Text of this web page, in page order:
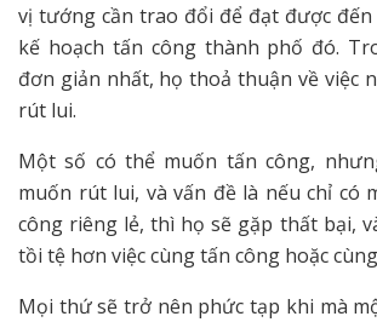
vị tướng cần trao đổi để đạt được
kế hoạch tấn công thành phố đó.
đơn giản nhất, họ thoả thuận về việc
rút lui.
Một số có thể muốn tấn công,
muốn rút lui, và vấn đề là nếu chỉ có
công riêng lẻ, thì họ sẽ gặp thất bại,
tồi tệ hơn việc cùng tấn công hoặc
Mọi thứ sẽ trở nên phức tạp khi mà